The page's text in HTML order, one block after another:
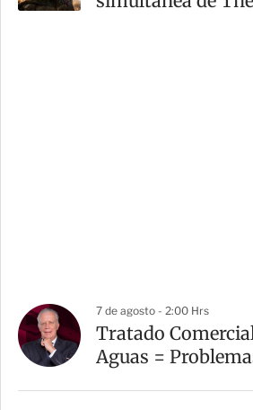
7 de agosto - 2:00 Hrs
Tratado
Aguas =